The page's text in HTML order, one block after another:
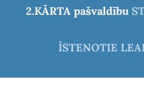
2.KĀRTA pašvaldību
ĪSTENOTIE